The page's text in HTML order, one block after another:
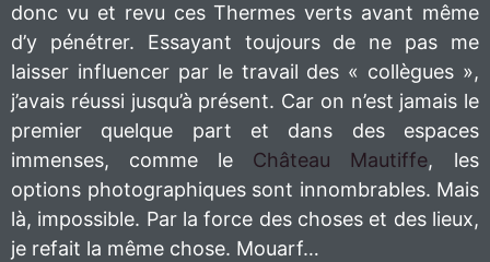
donc vu et revu ces Thermes verts avant même
d’y pénétrer. Essayant toujours de ne pas me
laisser influencer par le travail des « collègues »,
j’avais réussi jusqu’à présent. Car on n’est jamais le
premier quelque part et dans des espaces
immenses, comme le Château Mautiffe, les
options photographiques sont innombrables. Mais
là, impossible. Par la force des choses et des lieux,
je refait la même chose. Mouarf…